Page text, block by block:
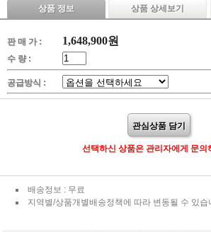
상품 정보 상품 상세보기
판 매 가 : 1,648,900원
수 량 :
공급방식 :
관심상품 담기
선택하신 상품은 관리자에게 문의
배송정보 : 무료
지역별/상품개별배송정책에 따라 변동될 수 있습